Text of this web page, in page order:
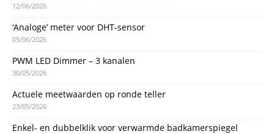
12/06/2026
‘Analoge’ meter voor DHT-sensor
05/06/2026
PWM LED Dimmer – 3 kanalen
30/05/2026
Actuele meetwaarden op ronde teller
23/05/2026
Enkel- en dubbelklik voor verwarmde badkamerspiegel